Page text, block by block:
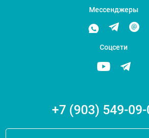
Мессенджеры
Соцсети
+7 (903) 549-